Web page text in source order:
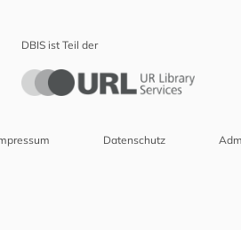
DBIS ist Teil der
Datenschutz